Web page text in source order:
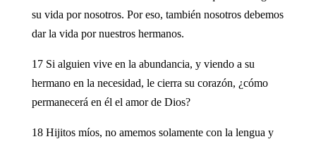
su vida por nosotros. Por eso, también nosotros debemos
dar la vida por nuestros hermanos.
17 Si alguien vive en la abundancia, y viendo a su
hermano en la necesidad, le cierra su corazón, ¿cómo
permanecerá en él el amor de Dios?
18 Hijitos míos, no amemos solamente con la lengua y